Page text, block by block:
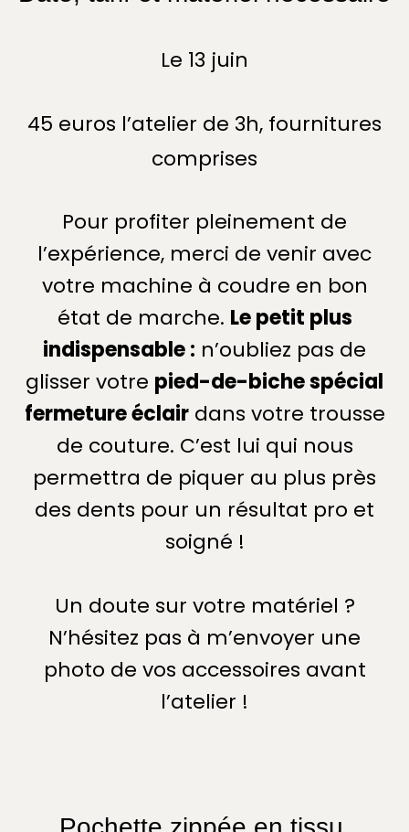
Le 13 juin
45 euros l’atelier de 3h, fournitures
comprises
Pour profiter pleinement de
l’expérience, merci de venir avec
votre machine à coudre en bon
état de marche. Le petit plus
indispensable : n’oubliez pas de
glisser votre pied-de-biche spécial
fermeture éclairdans votre trousse
de couture. C’est lui qui nous
permettra de piquer au plus près
des dents pour un résultat pro et
soigné !
Un doute sur votre matériel ?
N’hésitez pas à m’envoyer une
photo de vos accessoires avant
l’atelier !